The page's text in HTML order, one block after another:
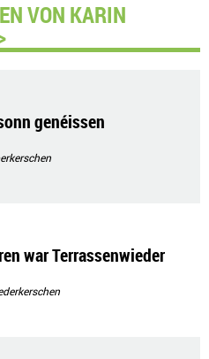
VON KARIN
genéissen
war Terrassenwieder